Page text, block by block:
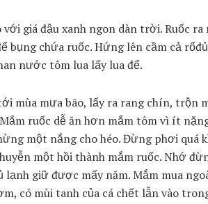
giá đậu xanh ngon dàn trời. Ruốc
bụng chứa ruốc. Hứng lên cầm cả
nước tôm lua lấy lua để.
mùa mưa bão, lấy ra rang chín, trộn
ruốc dễ ăn hơn mắm tôm vì ít
một nắng cho héo. Đừng phơi quá
một hồi thành mắm ruốc. Nhớ
giữ được mấy năm. Mắm mua
có mùi tanh của cá chết lẫn vào